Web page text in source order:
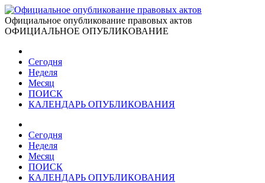
Официальное опубликование правовых актов
ОФИЦИАЛЬНОЕ ОПУБЛИКОВАНИЕ
Сегодня
Неделя
Месяц
ПОИСК
КАЛЕНДАРЬ ОПУБЛИКОВАНИЯ
Сегодня
Неделя
Месяц
ПОИСК
КАЛЕНДАРЬ ОПУБЛИКОВАНИЯ